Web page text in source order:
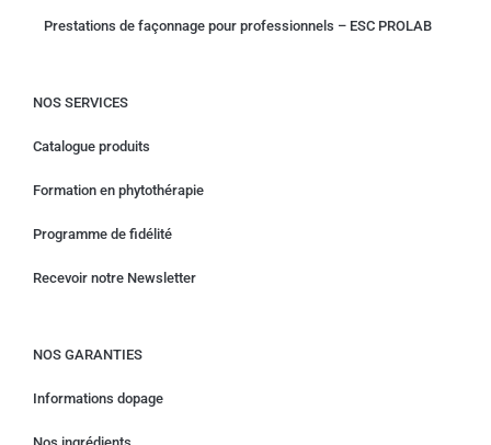
Prestations de façonnage pour professionnels – ESC PROLAB
NOS SERVICES
Catalogue produits
Formation en phytothérapie
Programme de fidélité
Recevoir notre Newsletter
NOS GARANTIES
Informations dopage